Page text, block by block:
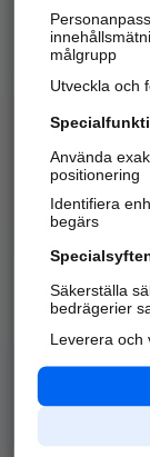
Hitta
Alla kategorier
API & Kartor
målgrupp
Utveckla och
Använda
positionering
Identifiera
begärs
Säkerställa
bedrägerier
Leverera och